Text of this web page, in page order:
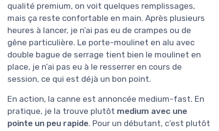
qualité premium, on voit quelques remplissages,
mais ça reste confortable en main. Après plusieurs
heures à lancer, je n’ai pas eu de crampes ou de
gêne particulière. Le porte-moulinet en alu avec
double bague de serrage tient bien le moulinet en
place, je n’ai pas eu à le resserrer en cours de
session, ce qui est déjà un bon point.
En action, la canne est annoncée medium-fast. En
pratique, je la trouve plutôt medium avec une
pointe un peu rapide. Pour un débutant, c’est plutôt